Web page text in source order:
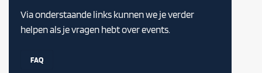
Via onderstaande links kunnen we je verder
helpen als je vragen hebt over events.
FAQ